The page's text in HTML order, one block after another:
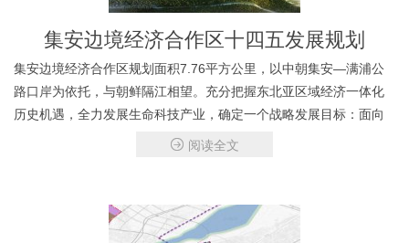
集安边境经济合作区十四五发展规划
集安边境经济合作区规划面积7.76平方公里，以中朝集安—满浦公
路口岸为依托，与朝鲜隔江相望。充分把握东北亚区域经济一体化
历史机遇，全力发展生命科技产业，确定一个战略发展目标：面向
东北亚以生命科技产业为特色的国家级边境经济合作区。
阅读全文